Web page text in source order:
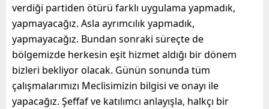
verdiği partiden ötürü farklı uygulama yapmadık,
yapmayacağız. Asla ayrımcılık yapmadık,
yapmayacağız. Bundan sonraki süreçte de
bölgemizde herkesin eşit hizmet aldığı bir dönem
bizleri bekliyor olacak. Günün sonunda tüm
çalışmalarımızı Meclisimizin bilgisi ve onayı ile
yapacağız. Şeffaf ve katılımcı anlayışla, halkçı bir